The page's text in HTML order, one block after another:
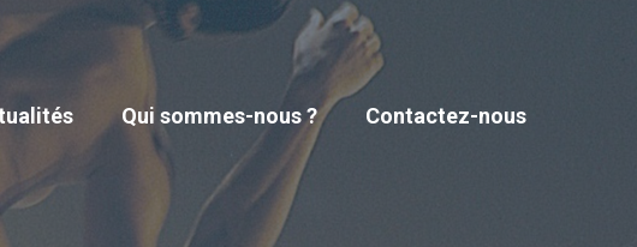
Qui sommes-nous ? Contactez-nous